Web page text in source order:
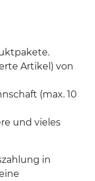
Artikel) von
(max. 10
und vieles
in